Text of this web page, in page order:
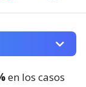
en los casos